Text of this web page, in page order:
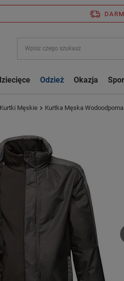
Odzież Okazja
Kurtki Męskie Kurtka Męska